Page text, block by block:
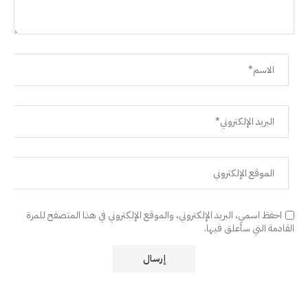
احفظ اسمي، البريد الإلكتروني، والموقع الإلكتروني في هذا المتصفح للمرة
القادمة التي سأعلق فيها.